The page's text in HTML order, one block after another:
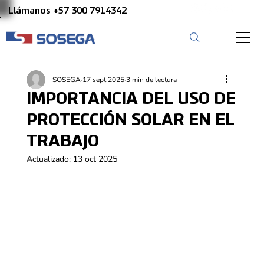
Llámanos +57 300 7914342
IMPORTANCIA DEL USO DE
PROTECCIÓN SOLAR EN EL
TRABAJO
SOSEGA 17 sept 2025 3 min de lectura
Actualizado: 13 oct 2025